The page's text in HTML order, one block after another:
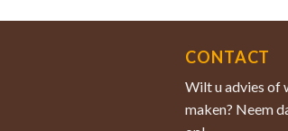
CONTACT
Wilt u advies of
maken? Neem